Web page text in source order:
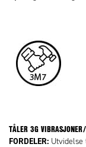
TÅLER 3G
FORDELER: Utvidelse